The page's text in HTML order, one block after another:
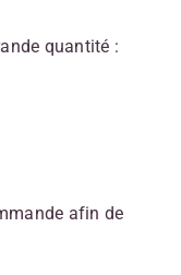
quantité :
afin de